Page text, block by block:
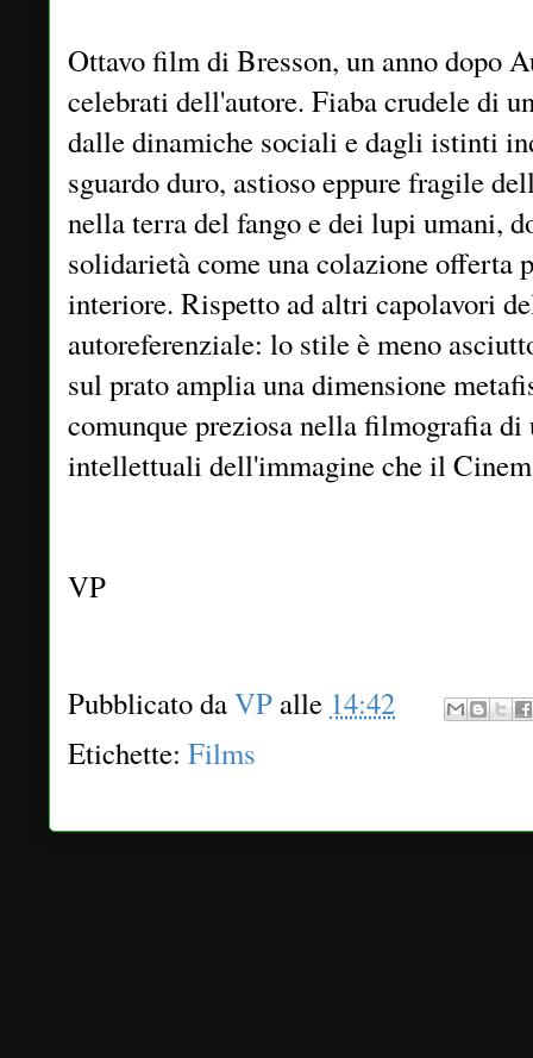
Ottavo film di Bresson, un anno dopo
celebrati dell'autore. Fiaba crudele di
dalle dinamiche sociali e dagli istinti
sguardo duro, astioso eppure fragile
nella terra del fango e dei lupi umani,
solidarietà come una colazione offerta
interiore. Rispetto ad altri capolavori
autoreferenziale: lo stile è meno
sul prato amplia una dimensione
comunque preziosa nella filmografia
intellettuali dell'immagine che il
VP
Pubblicato daVP alle 14:42
Etichette: Films